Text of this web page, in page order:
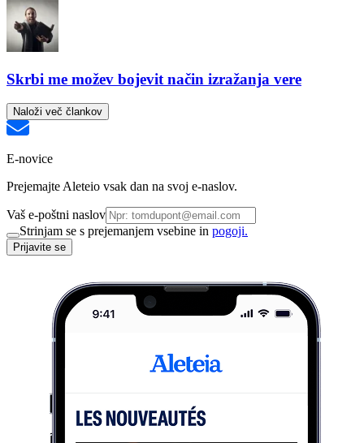
Skrbi me možev bojevit način izražanja vere
Naloži več člankov
E-novice
Prejemajte Aleteio vsak dan na svoj e-naslov.
Vaš e-poštni naslov
Strinjam se s prejemanjem vsebine in pogoji.
Prijavite se